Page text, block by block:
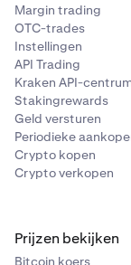
Margin trading
OTC-trades
Instellingen
API Trading
Kraken API-
Stakingrewards
Geld versturen
Periodieke
Crypto kopen
Crypto verkopen
Prijzen bekijken
Bitcoin koers